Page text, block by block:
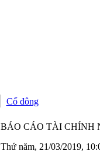
Cổ đông
BÁO CÁO TÀI CHÍNH
Thứ năm, 21/03/2019,